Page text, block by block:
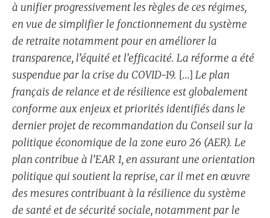
à unifier progressivement les règles de ces régimes,
en vue de simplifier le fonctionnement du système
de retraite notamment pour en améliorer la
transparence, l’équité et l’efficacité. La réforme a été
suspendue par la crise du COVID-19. […] Le plan
français de relance et de résilience est globalement
conforme aux enjeux et priorités identifiés dans le
dernier projet de recommandation du Conseil sur la
politique économique de la zone euro 26 (AER). Le
plan contribue à l’EAR 1, en assurant une orientation
politique qui soutient la reprise, car il met en œuvre
des mesures contribuant à la résilience du système
de santé et de sécurité sociale, notamment par le